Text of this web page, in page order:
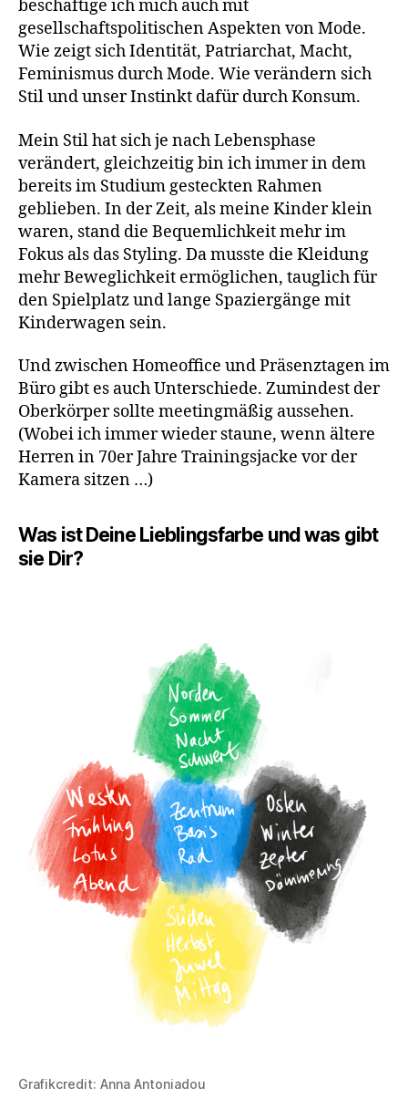
beschäftige ich mich auch mit
gesellschaftspolitischen Aspekten von Mode.
Wie zeigt sich Identität, Patriarchat, Macht,
Feminismus durch Mode. Wie verändern sich
Stil und unser Instinkt dafür durch Konsum.
Mein Stil hat sich je nach Lebensphase
verändert, gleichzeitig bin ich immer in dem
bereits im Studium gesteckten Rahmen
geblieben. In der Zeit, als meine Kinder klein
waren, stand die Bequemlichkeit mehr im
Fokus als das Styling. Da musste die Kleidung
mehr Beweglichkeit ermöglichen, tauglich für
den Spielplatz und lange Spaziergänge mit
Kinderwagen sein.
Und zwischen Homeoffice und Präsenztagen im
Büro gibt es auch Unterschiede. Zumindest der
Oberkörper sollte meetingmäßig aussehen.
(Wobei ich immer wieder staune, wenn ältere
Herren in 70er Jahre Trainingsjacke vor der
Kamera sitzen …)
Was ist Deine Lieblingsfarbe und was gibt
sie Dir?
Grafikcredit: Anna Antoniadou